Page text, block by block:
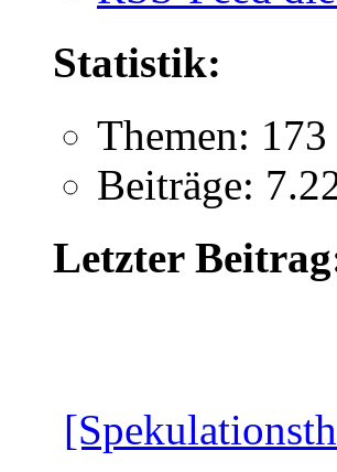
Statistik:
Themen: 173
Beiträge:
Letzter